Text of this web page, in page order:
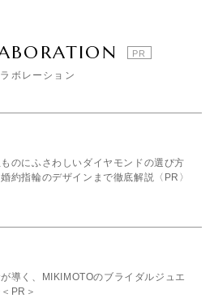
ボレーション
のにふさわしいダイヤモンドの選び方
約指輪のデザインまで徹底解説〈PR〉
導く、MIKIMOTOのブライダルジュエ
PR＞